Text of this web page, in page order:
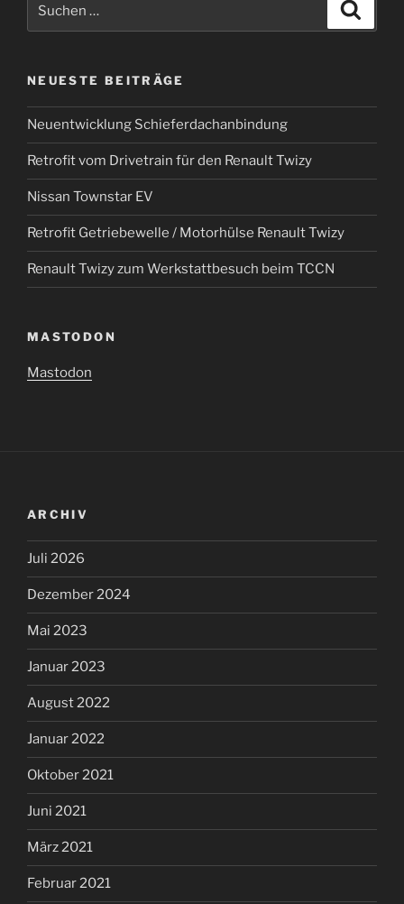
NEUESTE BEITRÄGE
Neuentwicklung Schieferdachanbindung
Retrofit vom Drivetrain für den Renault Twizy
Nissan Townstar EV
Retrofit Getriebewelle / Motorhülse Renault Twizy
Renault Twizy zum Werkstattbesuch beim TCCN
MASTODON
Mastodon
ARCHIV
Juli 2026
Dezember 2024
Mai 2023
Januar 2023
August 2022
Januar 2022
Oktober 2021
Juni 2021
März 2021
Februar 2021